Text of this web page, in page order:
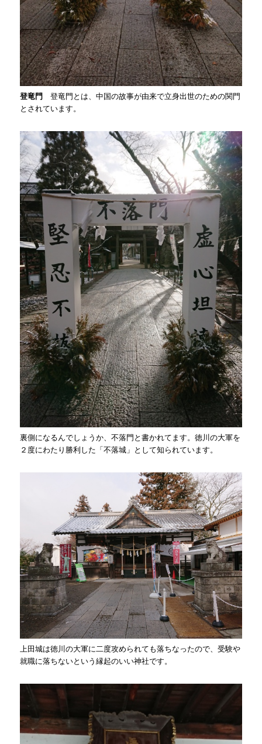
登竜門
登竜門とは、中国の故事が由来で立身出世のための関門
とされています。
裏側になるんでしょうか、不落門と書かれてます。徳川の大軍を
２度にわたり勝利した「不落城」として知られています。
上田城は徳川の大軍に二度攻められても落ちなったので、受験や
就職に落ちないという縁起のいい神社です。